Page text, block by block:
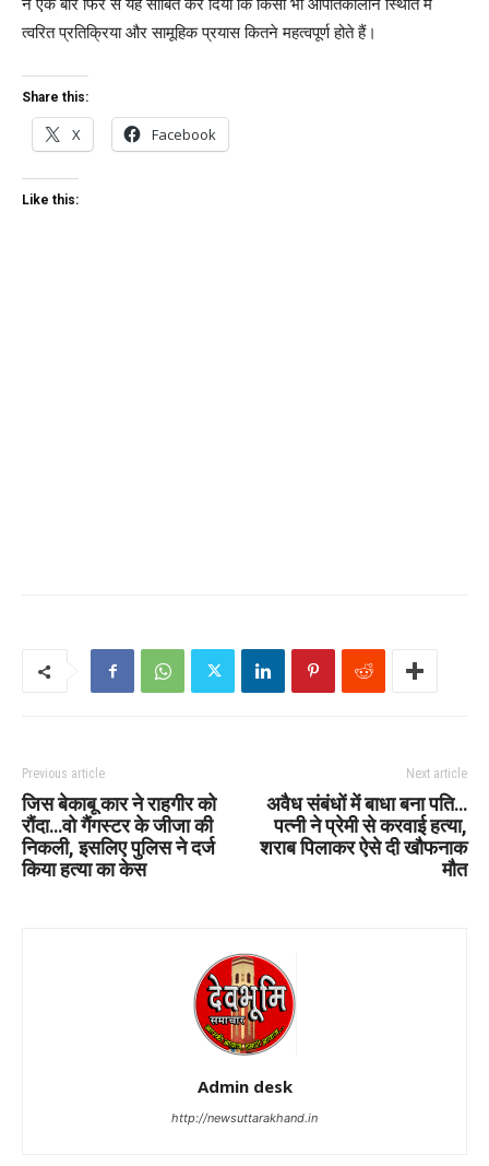
त्वरित प्रतिक्रिया और सामूहिक प्रयास कितने महत्वपूर्ण होते हैं।
Share this:
X Facebook
Like this:
Previous article
जिस बेकाबू कार ने राहगीर को
रौंदा…वो गैंगस्टर के जीजा की
निकली, इसलिए पुलिस ने दर्ज
किया हत्या का केस
Next article
अवैध संबंधों में बाधा बना पति…
पत्नी ने प्रेमी से करवाई हत्या,
शराब पिलाकर ऐसे दी खौफनाक
मौत
Admin desk
http://newsuttarakhand.in